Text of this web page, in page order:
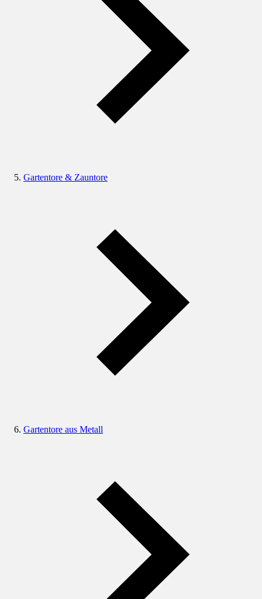
Gartentore & Zauntore
Gartentore aus Metall